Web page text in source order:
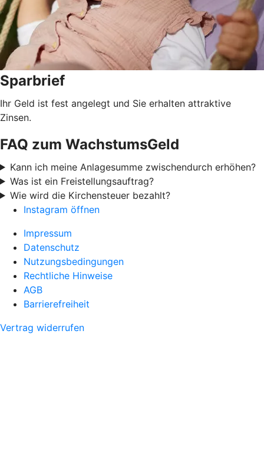
Sparbrief
Ihr Geld ist fest angelegt und Sie erhalten attraktive
Zinsen.
FAQ zum WachstumsGeld
Kann ich meine Anlagesumme zwischendurch erhöhen?
Was ist ein Freistellungsauftrag?
Wie wird die Kirchensteuer bezahlt?
Instagram öffnen
Impressum
Datenschutz
Nutzungsbedingungen
Rechtliche Hinweise
AGB
Barrierefreiheit
Vertrag widerrufen